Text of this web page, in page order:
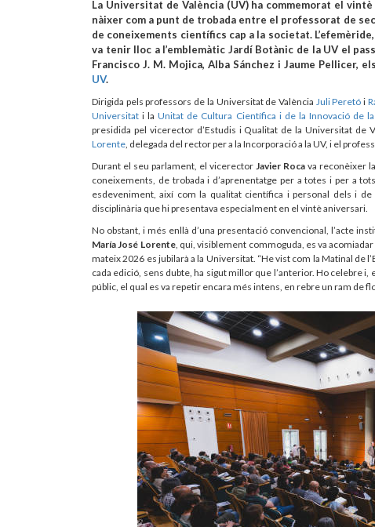
La Universitat de València (UV) ha commemorat el
nàixer com a punt de trobada entre el professorat de
de coneixements científics cap a la societat.
va tenir lloc a l’emblemàtic Jardí Botànic de la UV el
Francisco J. M. Mojica, Alba Sánchez i Jaume Pellicer,
UV.
Dirigida pels professors de la Universitat de València Juli Peretó i
Universitat i laUnitat de Cultura Científica i de la Innovació de
presidida pel vicerector d’Estudis i Qualitat de la Universitat de
Lorente , delegada del rector per a la Incorporació a la UV, i el
Durant el seu parlament, el vicerector Javier Roca va reconèixer
coneixements, de trobada i d’aprenentatge per a totes i per a
esdeveniment, així com la qualitat científica i personal dels i
disciplinària que hi presentava especialment en el vintè aniversari.
No obstant, i més enllà d’una presentació convencional, l’acte
María José Lorente, qui, visiblement commoguda, es va
mateix 2026 es jubilarà a la Universitat. “He vist com la Matinal de
cada edició, sens dubte, ha sigut millor que l’anterior. Ho celebre
públic, el qual es va repetir encara més intens, en rebre un ram de